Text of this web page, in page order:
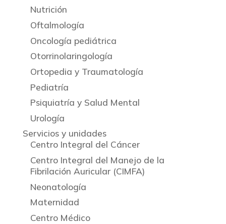
Nutrición
Oftalmología
Oncología pediátrica
Otorrinolaringología
Ortopedia y Traumatología
Pediatría
Psiquiatría y Salud Mental
Urología
Servicios y unidades
Centro Integral del Cáncer
Centro Integral del Manejo de la
Fibrilación Auricular (CIMFA)
Neonatología
Maternidad
Centro Médico